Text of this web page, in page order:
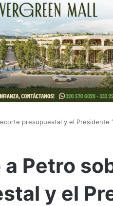
presupuestal y el Presidente
Petro
y el